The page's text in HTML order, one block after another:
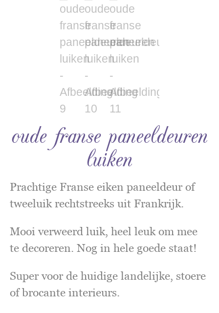
oude franse paneeldeuren
luiken
Prachtige Franse eiken paneeldeur of
tweeluik rechtstreeks uit Frankrijk.
Mooi verweerd luik, heel leuk om mee
te decoreren. Nog in hele goede staat!
Super voor de huidige landelijke, stoere
of brocante interieurs.